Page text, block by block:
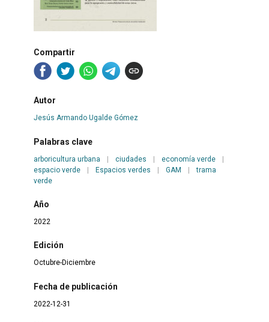
Compartir
Autor
Jesús Armando Ugalde Gómez
Palabras clave
arboricultura urbana | ciudades | economía verde
|
espacio verde
| Espacios verdes | GAM |
trama
verde
Año
2022
Edición
Octubre-Diciembre
Fecha de publicación
2022-12-31